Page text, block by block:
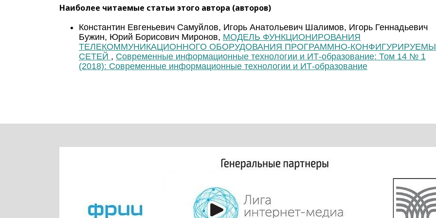
Наиболее читаемые статьи этого автора (авторов)
Константин Евгеньевич Самуйлов, Игорь Анатольевич Шалимов, Игорь Геннадьевич
Бужин, Юрий Борисович Миронов, МОДЕЛЬ ФУНКЦИОНИРОВАНИЯ
ТЕЛЕКОММУНИКАЦИОННОГО ОБОРУДОВАНИЯ ПРОГРАММНО-
СЕТЕЙ , Современные информационные технологии и ИТ-образование: Том 14 № 1
(2018): Современные информационные технологии и ИТ-образование